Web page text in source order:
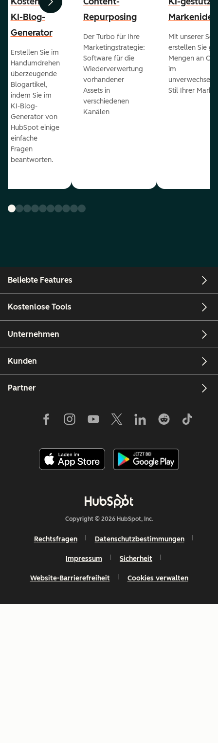
ZurückWeiter
KI-Blog-
Generator
Erstellen Sie im
Handumdrehen
überzeugende
Blogartikel,
indem Sie im
KI-Blog-
Generator von
HubSpot einige
einfache
Fragen
beantworten.
Repurposing
Der Turbo für Ihre
Marketingstrategie:
Software für die
Wiederverwertung
vorhandener
Assets in
verschiedenen
Kanälen
Mit unserer
erstellen Sie
Mengen an
im
Stil Ihrer Marke.
Beliebte Features
Kostenlose Tools
Unternehmen
Kunden
Partner
Copyright © 2026 HubSpot, Inc.
Rechtsfragen Datenschutzbestimmungen
Impressum Sicherheit
Website-Barrierefreiheit Cookies verwalten